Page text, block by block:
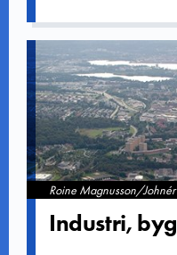
Roine Magnusson/Johnér
Industri,